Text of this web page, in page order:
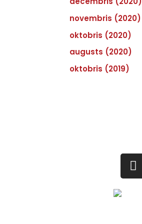
novembris (2020)
oktobris (2020)
augusts (2020)
oktobris (2019)